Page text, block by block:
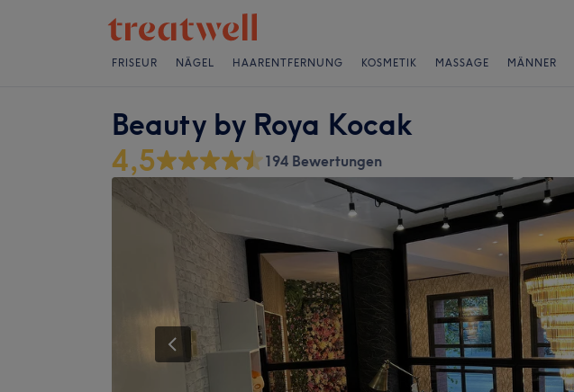
FRISEUR NÄGEL HAARENTFERNUNG KOSMETIK MASSAGE MÄNNER
Beauty by Roya Kocak
4,5 194 Bewertungen